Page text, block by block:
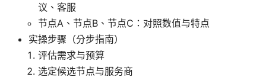
议、客服
节点A、节点B、节点C：对照数值与特点
实操步骤（分步指南）
评估需求与预算
选定候选节点与服务商